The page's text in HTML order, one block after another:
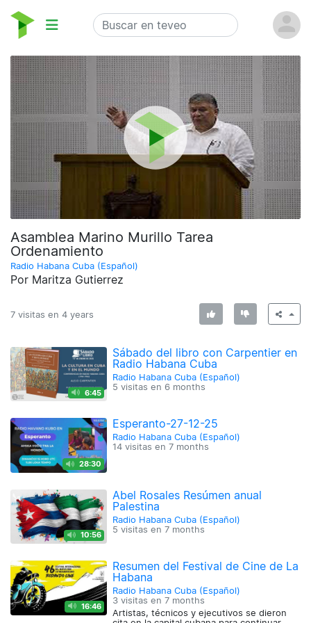
Asamblea Marino Murillo Tarea
Ordenamiento
Radio Habana Cuba (Español)
Por Maritza Gutierrez
7 visitas en 4 years
6:45
Sábado del libro con Carpentier en
Radio Habana Cuba
Radio Habana Cuba (Español)
5 visitas en 6 months
28:30
Esperanto-27-12-25
Radio Habana Cuba (Español)
14 visitas en7 months
10:56
Abel Rosales Resúmen anual
Palestina
Radio Habana Cuba (Español)
5 visitas en7 months
16:46
Resumen del Festival de Cine de La
Habana
Radio Habana Cuba (Español)
3 visitas en7 months
Artistas, técnicos y ejecutivos se dieron